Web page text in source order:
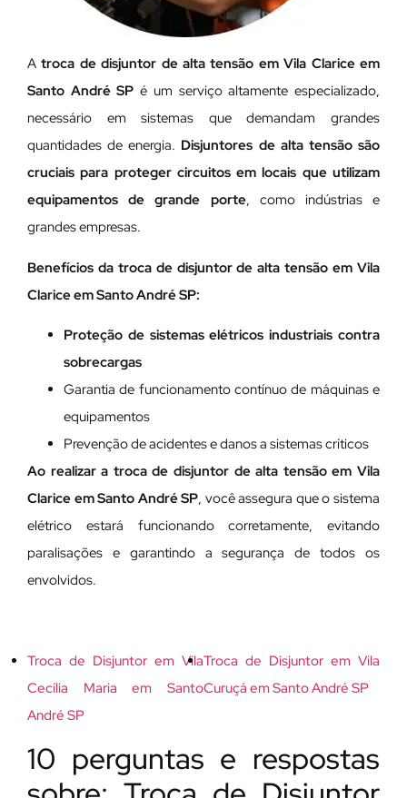
Atroca de disjuntor de alta tensão em Vila Clarice em
Santo André SP é um serviço altamente especializado,
necessário em sistemas que demandam grandes
quantidades de energia. Disjuntores de alta tensão são
cruciais para proteger circuitos em locais que utilizam
equipamentos de grande porte, como indústrias e
grandes empresas.
Benefícios da troca de disjuntor de alta tensão em Vila
Clarice em Santo André SP:
Proteção de sistemas elétricos industriais contra
sobrecargas
Garantia de funcionamento contínuo de máquinas e
equipamentos
Prevenção de acidentes e danos a sistemas críticos
Ao realizar a troca de disjuntor de alta tensão em Vila
Clarice em Santo André SP, você assegura que o sistema
elétrico estará funcionando corretamente, evitando
paralisações e garantindo a segurança de todos os
envolvidos.
Troca de Disjuntor em Vila
Cecília Maria em Santo
André SP
Troca de Disjuntor em Vila
Curuçá em Santo André SP
10 perguntas e respostas